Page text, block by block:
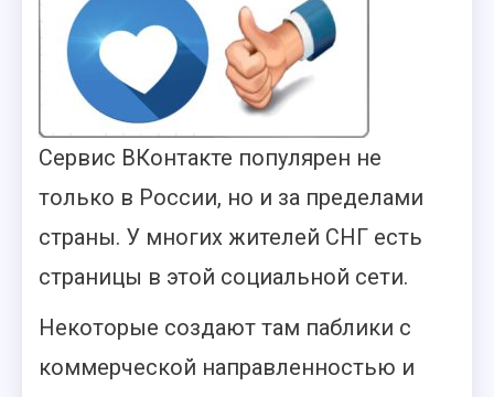
Сервис ВКонтакте популярен не
только в России, но и за пределами
страны. У многих жителей СНГ есть
страницы в этой социальной сети.
Некоторые создают там паблики с
коммерческой направленностью и